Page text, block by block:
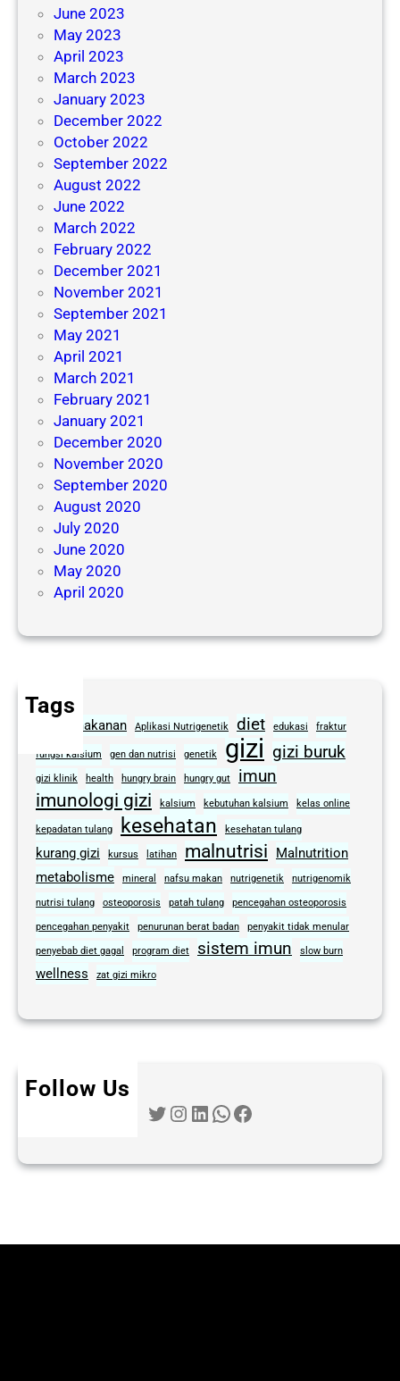
June 2023
May 2023
April 2023
March 2023
January 2023
December 2022
October 2022
September 2022
August 2022
June 2022
March 2022
February 2022
December 2021
November 2021
September 2021
May 2021
April 2021
March 2021
February 2021
January 2021
December 2020
November 2020
September 2020
August 2020
July 2020
June 2020
May 2020
April 2020
Tags
alergi makanan Aplikasi Nutrigenetik diet edukasi fraktur
fungsi kalsium gen dan nutrisi genetik gizi gizi buruk
gizi klinik health hungry brain hungry gut imun
imunologi gizi kalsium kebutuhan kalsium kelas online
kepadatan tulang kesehatan kesehatan tulang
kurang gizi kursus latihan malnutrisi
Malnutrition
metabolisme
mineral nafsu makan nutrigenetik nutrigenomik
nutrisi tulang osteoporosis patah tulang pencegahan osteoporosis
pencegahan penyakit penurunan berat badan penyakit tidak menular
penyebab diet gagal program diet sistem imun slow burn
wellness zat gizi mikro
Follow Us
Twitter Instagram LinkedIn WhatsApp Facebook